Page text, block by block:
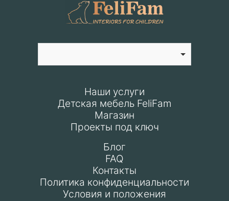
Наши услуги
Детская мебель FeliFam
Магазин
Проекты под ключ
Блог
FAQ
Контакты
Политика конфиденциальности
Условия и положения